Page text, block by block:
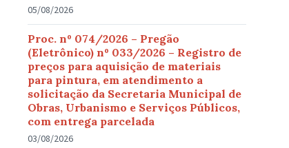
05/08/2026
Proc. nº 074/2026 – Pregão
(Eletrônico) nº 033/2026 – Registro de
preços para aquisição de materiais
para pintura, em atendimento a
solicitação da Secretaria Municipal de
Obras, Urbanismo e Serviços Públicos,
com entrega parcelada
03/08/2026